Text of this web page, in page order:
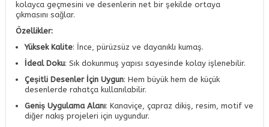
kolayca geçmesini ve desenlerin net bir şekilde ortaya
çıkmasını sağlar.
Özellikler:
Yüksek Kalite: İnce, pürüzsüz ve dayanıklı kumaş.
İdeal Doku: Sık dokunmuş yapısı sayesinde kolay işlenebilir.
Çeşitli Desenler İçin Uygun: Hem büyük hem de küçük
desenlerde rahatça kullanılabilir.
Geniş Uygulama Alanı: Kanaviçe, çapraz dikiş, resim, motif ve
diğer nakış projeleri için uygundur.